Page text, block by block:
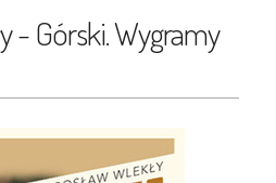
- Górski. Wygramy